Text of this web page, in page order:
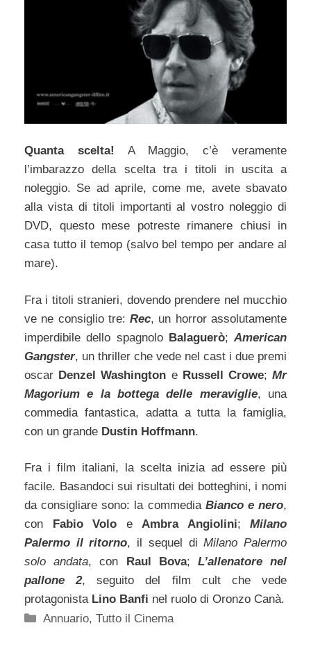
Quanta scelta! A Maggio, c’è veramente
l’imbarazzo della scelta tra i titoli in uscita a
noleggio. Se ad aprile, come me, avete sbavato
alla vista di titoli importanti al vostro noleggio di
DVD, questo mese potreste rimanere chiusi in
casa tutto il temop (salvo bel tempo per andare al
mare).
Fra i titoli stranieri, dovendo prendere nel mucchio
ve ne consiglio tre:Rec, un horror assolutamente
imperdibile dello spagnolo Balaguerò; American
Gangster, un thriller che vede nel cast i due premi
oscar Denzel Washington e Russell Crowe;Mr
Magorium e la bottega delle meraviglie, una
commedia fantastica, adatta a tutta la famiglia,
con un grande Dustin Hoffmann.
Fra i film italiani, la scelta inizia ad essere più
facile. Basandoci sui risultati dei botteghini, i nomi
da consigliare sono: la commedia Bianco e nero,
con Fabio Volo e Ambra Angiolini; Milano
Palermo il ritorno, il sequel diMilano Palermo
solo andata, con Raul Bova; L’allenatore nel
pallone 2, seguito del film cult che vede
protagonista Lino Banfi nel ruolo di Oronzo Canà.
Categorie
Annuario,Tutto il Cinema